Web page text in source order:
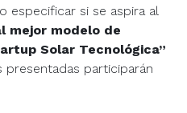
especificar si se aspira al
mejor modelo de
Solar Tecnológica”
participarán